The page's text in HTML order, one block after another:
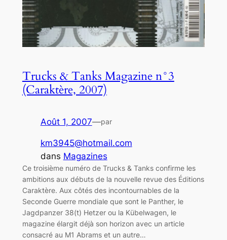
Trucks & Tanks Magazine n°3
(Caraktère, 2007)
Août 1, 2007—par
km3945@hotmail.com
dans Magazines
Ce troisième numéro de Trucks & Tanks confirme les
ambitions aux débuts de la nouvelle revue des Éditions
Caraktère. Aux côtés des incontournables de la
Seconde Guerre mondiale que sont le Panther, le
Jagdpanzer 38(t) Hetzer ou la Kübelwagen, le
magazine élargit déjà son horizon avec un article
consacré au M1 Abrams et un autre…